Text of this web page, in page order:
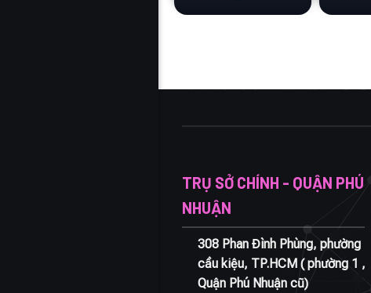
TRỤ SỞ CHÍNH - QUẬN PHÚ
NHUẬN
308 Phan Đình Phùng, phường
cầu kiệu, TP.HCM ( phường 1 ,
Quận Phú Nhuận cũ)